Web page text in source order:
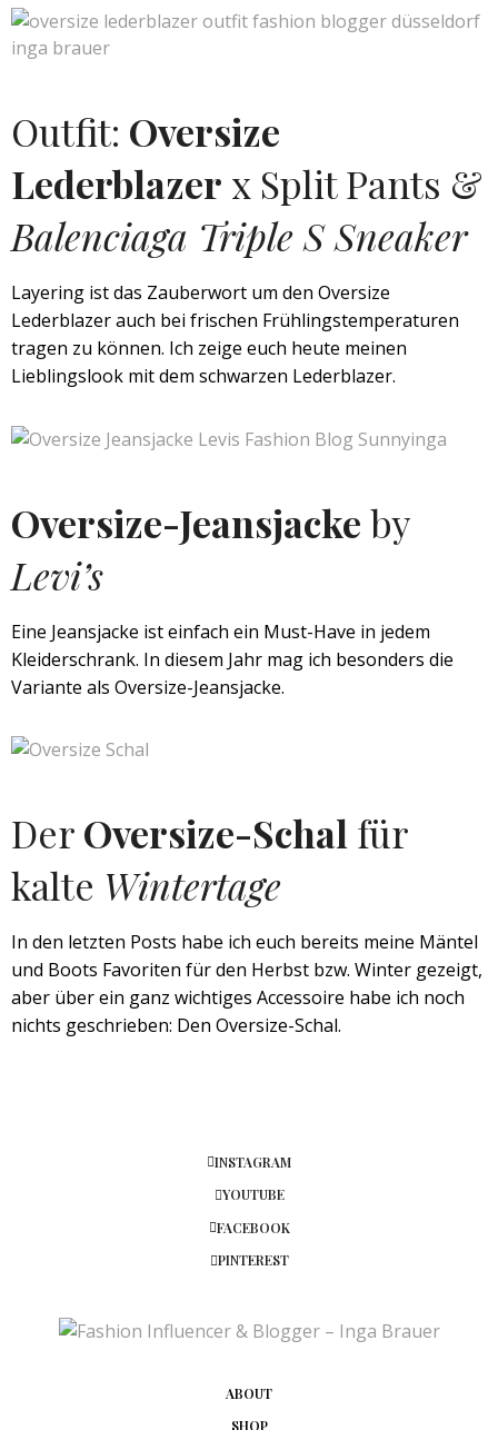
Outfit: Oversize
Lederblazer x Split Pants &
Balenciaga Triple S Sneaker
Layering ist das Zauberwort um den Oversize
Lederblazer auch bei frischen Frühlingstemperaturen
tragen zu können. Ich zeige euch heute meinen
Lieblingslook mit dem schwarzen Lederblazer.
Oversize-Jeansjackeby
Levi’s
Eine Jeansjacke ist einfach ein Must-Have in jedem
Kleiderschrank. In diesem Jahr mag ich besonders die
Variante als Oversize-Jeansjacke.
DerOversize-Schalfür
kalte Wintertage
In den letzten Posts habe ich euch bereits meine Mäntel
und Boots Favoriten für den Herbst bzw. Winter gezeigt,
aber über ein ganz wichtiges Accessoire habe ich noch
nichts geschrieben: Den Oversize-Schal.
INSTAGRAM
YOUTUBE
FACEBOOK
PINTEREST
ABOUT
SHOP